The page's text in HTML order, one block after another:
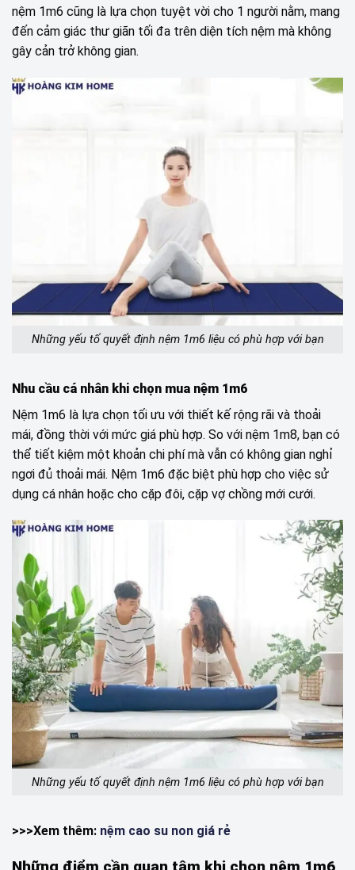
nệm 1m6 cũng là lựa chọn tuyệt vời cho 1 người nằm, mang
đến cảm giác thư giãn tối đa trên diện tích nệm mà không
gây cản trở không gian.
Những yếu tố quyết định nệm 1m6 liệu có phù hợp với bạn
Nhu cầu cá nhân khi chọn mua nệm 1m6
Nệm 1m6 là lựa chọn tối ưu với thiết kế rộng rãi và thoải
mái, đồng thời với mức giá phù hợp. So với nệm 1m8, bạn có
thể tiết kiệm một khoản chi phí mà vẫn có không gian nghỉ
ngơi đủ thoải mái. Nệm 1m6 đặc biệt phù hợp cho việc sử
dụng cá nhân hoặc cho cặp đôi, cặp vợ chồng mới cưới.
Những yếu tố quyết định nệm 1m6 liệu có phù hợp với bạn
>>>Xem thêm: nệm cao su non giá rẻ